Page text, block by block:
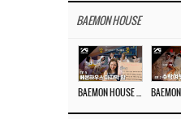
BAEMON HOUSE